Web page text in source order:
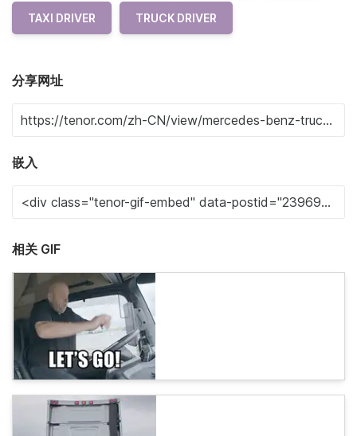
TAXI DRIVER TRUCK DRIVER
分享网址
嵌入
相关 GIF